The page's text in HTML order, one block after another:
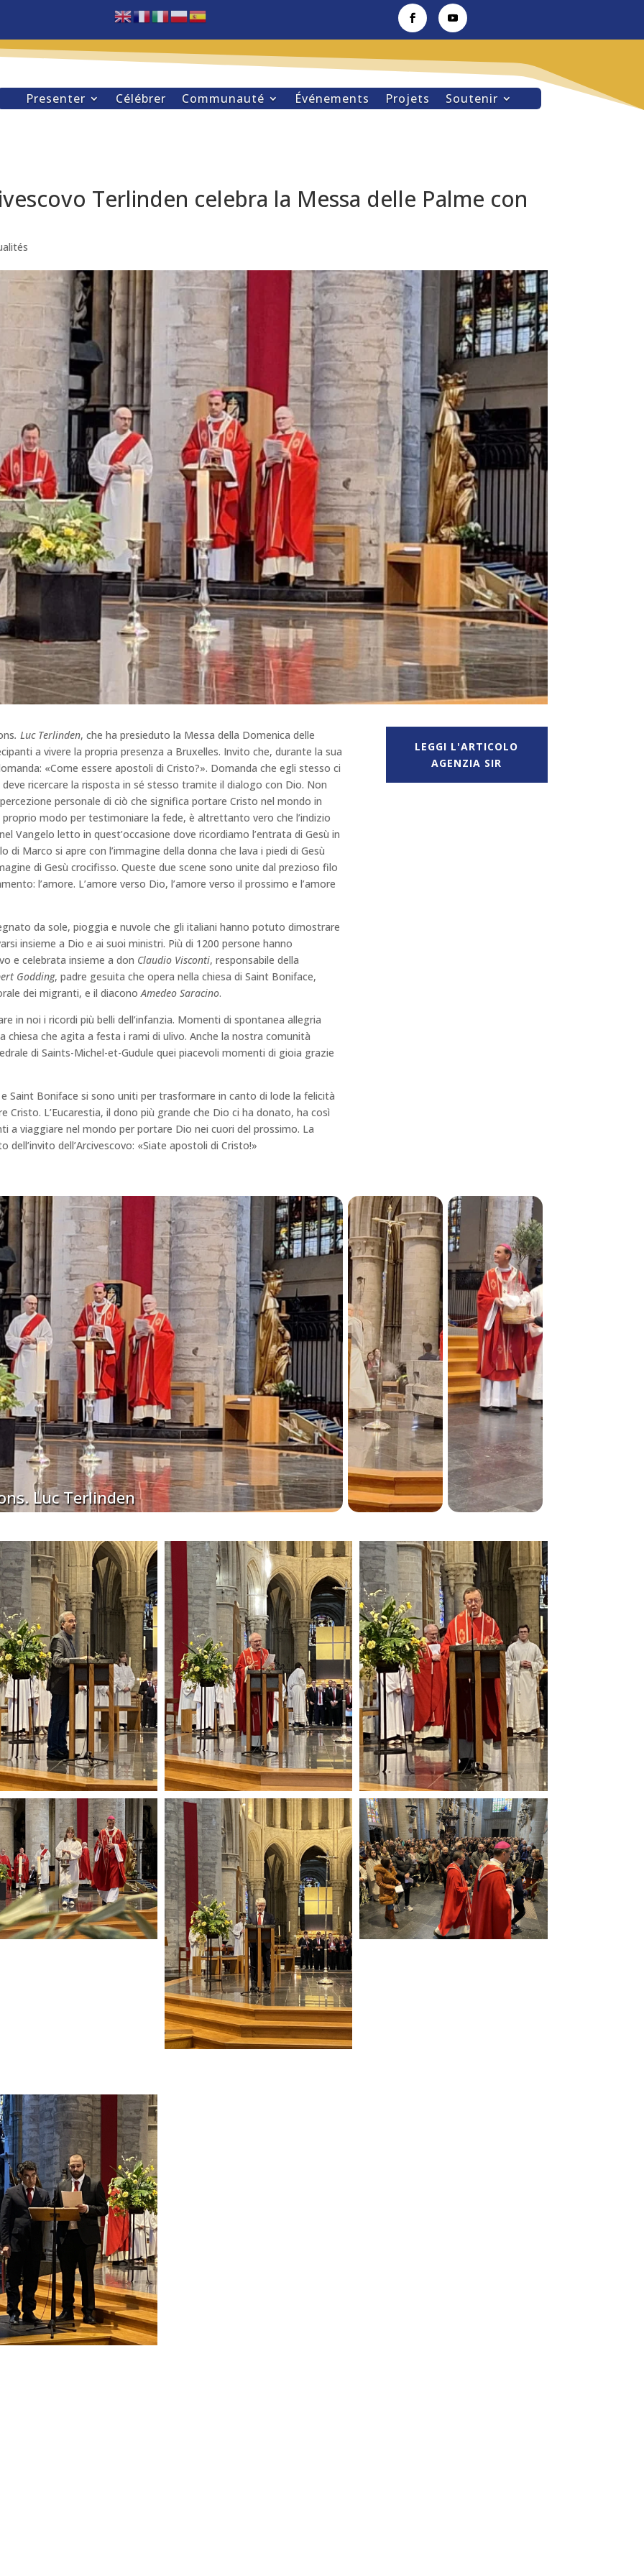
Presenter Célébrer Communauté Événements Projets Soutenir
Terlinden celebra la Messa delle Palme con
. Luc Terlinden, che ha presieduto la Messa della Domenica delle
a vivere la propria presenza a Bruxelles. Invito che, durante la sua
«Come essere apostoli di Cristo?». Domanda che egli stesso ci
ricercare la risposta in sé stesso tramite il dialogo con Dio. Non
personale di ciò che significa portare Cristo nel mondo in
modo per testimoniare la fede, è altrettanto vero che l’indizio
Vangelo letto in quest’occasione dove ricordiamo l’entrata di Gesù in
di Marco si apre con l’immagine della donna che lava i piedi di Gesù
di Gesù crocifisso. Queste due scene sono unite dal prezioso filo
l’amore. L’amore verso Dio, l’amore verso il prossimo e l’amore
da sole, pioggia e nuvole che gli italiani hanno potuto dimostrare
insieme a Dio e ai suoi ministri. Più di 1200 persone hanno
e celebrata insieme a don Claudio Visconti, responsabile della
Godding, padre gesuita che opera nella chiesa di Saint Boniface,
dei migranti, e il diaconoAmedeo Saracino.
in noi i ricordi più belli dell’infanzia. Momenti di spontanea allegria
chiesa che agita a festa i rami di ulivo. Anche la nostra comunità
di Saints-Michel-et-Gudule quei piacevoli momenti di gioia grazie
Saint Boniface si sono uniti per trasformare in canto di lode la felicità
L’Eucarestia, il dono più grande che Dio ci ha donato, ha così
a viaggiare nel mondo per portare Dio nei cuori del prossimo. La
dell’Arcivescovo: «Siate apostoli di Cristo!»
LEGGI L'ARTICOLO
AGENZIA SIR
Luc Terlinden